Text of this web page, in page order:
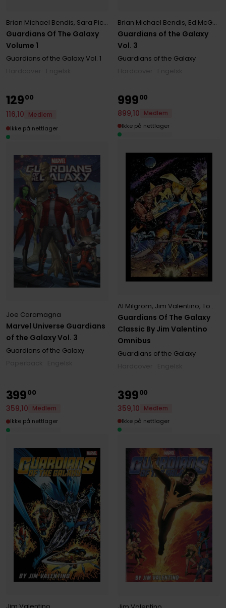
Guardians Of The Galaxy
Volume 1
Brian Michael Bendis, Sara Pichelli ,Steve McNiven
Guardians of the GalaxyVol. 1
Guardians of the Galaxy
Vol. 3
Brian Michael Bendis, Ed McGuinness
Guardians of the Galaxy
Marvel Universe Guardians
of the Galaxy Vol. 3
Joe Caramagna
Guardians of the Galaxy
12900
116,10
Medlem
Ikke på nettlager
Guardians Of The Galaxy
Classic By Jim Valentino
Omnibus
Al Milgrom, Jim Valentino,Tom DeFalco
Guardians of the Galaxy
99900
899,10
Medlem
Ikke på nettlager
39900
359,10
Medlem
Ikke på nettlager
39900
359,10
Medlem
Ikke på nettlager